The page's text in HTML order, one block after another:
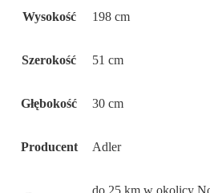
Wysokość 198 cm
Szerokość 51 cm
Głębokość 30 cm
Producent Adler